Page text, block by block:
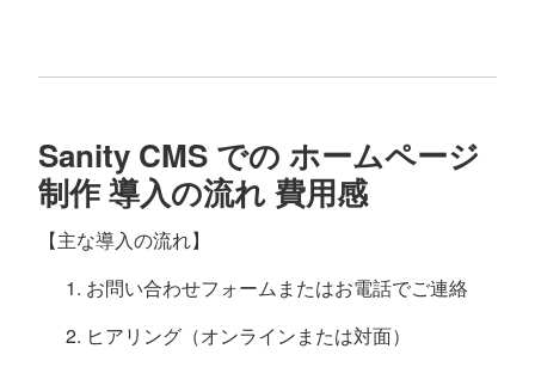
Sanity CMS での ホームページ
制作 導入の流れ 費用感
【主な導入の流れ】
お問い合わせフォームまたはお電話でご連絡
ヒアリング（オンラインまたは対面）